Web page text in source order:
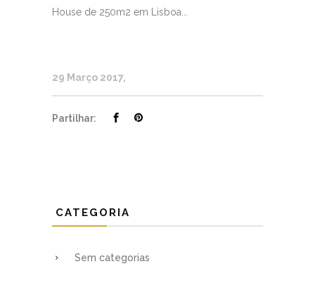
House de 250m2 em Lisboa...
29 Março 2017
Partilhar:
CATEGORIA
Sem categorias